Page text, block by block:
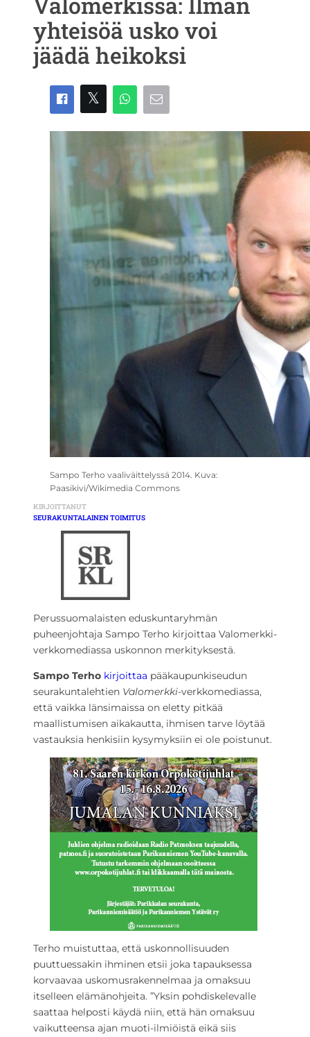
yhteisöä usko voi
jäädä heikoksi
Sampo Terho vaaliväittelyssä 2014. Kuva:
Paasikivi/Wikimedia Commons
KIRJOITTANUT
SEURAKUNTALAINEN TOIMITUS
Perussuomalaisten eduskuntaryhmän
puheenjohtaja Sampo Terho kirjoittaa Valomerkki-
verkkomediassa uskonnon merkityksestä.
Sampo Terho kirjoittaa pääkaupunkiseudun
seurakuntalehtien Valomerkki-verkkomediassa,
että vaikka länsimaissa on eletty pitkää
maallistumisen aikakautta, ihmisen tarve löytää
vastauksia henkisiin kysymyksiin ei ole poistunut.
Terho muistuttaa, että uskonnollisuuden
puuttuessakin ihminen etsii joka tapauksessa
korvaavaa uskomusrakennelmaa ja omaksuu
itselleen elämänohjeita. ”Yksin pohdiskelevalle
saattaa helposti käydä niin, että hän omaksuu
vaikutteensa ajan muoti-ilmiöistä eikä siis